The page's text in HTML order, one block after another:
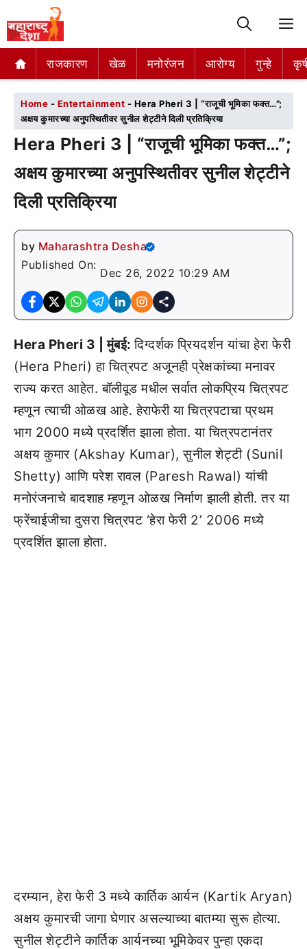
राजकारण खेळ मनोरंजन आरोग्य गुन्हे
राजकारण खेळ मनोरंजन आरोग्य गुन्हे
Home - Entertainment - Hera Pheri 3 | “राजूची भूमिका फक्त…”;
अक्षय कुमारच्या अनुपस्थितीवर सुनील शेट्टीने दिली प्रतिक्रिया
Hera Pheri 3 | “राजूची भूमिका फक्त…”;
अक्षय कुमारच्या अनुपस्थितीवर सुनील शेट्टीने
दिली प्रतिक्रिया
by Maharashtra Desha
Published On:
Dec 26, 2022 10:29 AM
Hera Pheri 3 | मुंबई:दिग्दर्शक प्रियदर्शन यांचा हेरा फेरी
(Hera Pheri) हा चित्रपट अजूनही प्रेक्षकांच्या मनावर
राज्य करत आहेत. बॉलीवूड मधील सर्वात लोकप्रिय चित्रपट
म्हणून त्याची ओळख आहे. हेराफेरी या चित्रपटाचा प्रथम
भाग 2000 मध्ये प्रदर्शित झाला होता. या चित्रपटानंतर
अक्षय कुमार (Akshay Kumar), सुनील शेट्टी (Sunil
Shetty) आणि परेश रावल (Paresh Rawal) यांची
मनोरंजनाचे बादशाह म्हणून ओळख निर्माण झाली होती. तर या
फ्रेंचाईजीचा दुसरा चित्रपट ‘हेरा फेरी 2’ 2006 मध्ये
प्रदर्शित झाला होता.
दरम्यान, हेरा फेरी 3 मध्ये कार्तिक आर्यन (Kartik Aryan)
अक्षय कुमारची जागा घेणार असल्याच्या बातम्या सुरू होत्या.
सुनील शेट्टीने कार्तिक आर्यनच्या भूमिकेवर पुन्हा एकदा